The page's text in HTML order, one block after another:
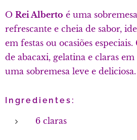
O Rei Alberto é uma
refrescante e cheia de sabor,
em festas ou ocasiões
de abacaxi, gelatina e claras
uma sobremesa leve e deliciosa.
Ingredientes:
6 claras